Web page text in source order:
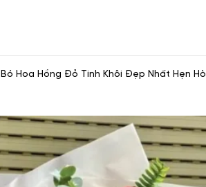
Bó Hoa Hồng Đỏ Tinh Khôi Đẹp Nhất Hẹn Hò